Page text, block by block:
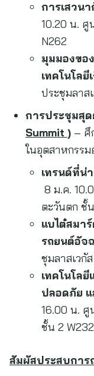
การเสวน
10.20 น. ศู
N262
มุมมองขอ
เทคโนโลยี
ประชุมลาส
การประชุมสุ
Summit ) – ศึ
ในอุตสาหกรรม
เทรนด์ที่น่
8 ม.ค.
ตะวันตก ชั้
แบไต๋สมา
รถยนต์อัจ
ชุมลาสเวกั
เทคโนโล
ปลอดภัย แ
16.00 น. ศู
ชั้น 2 W232
สัมผัสประสบกา